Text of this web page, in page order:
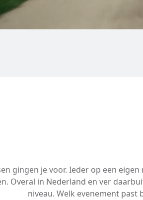
gingen je voor. Ieder op een
Overal in Nederland en ver
niveau. Welk evenement past